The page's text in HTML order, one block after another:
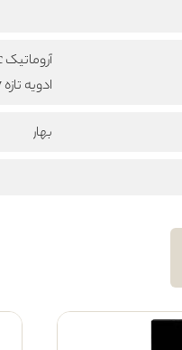
آروماتیک Aromatic
ادویه تازه Fresh Spicy
بهار